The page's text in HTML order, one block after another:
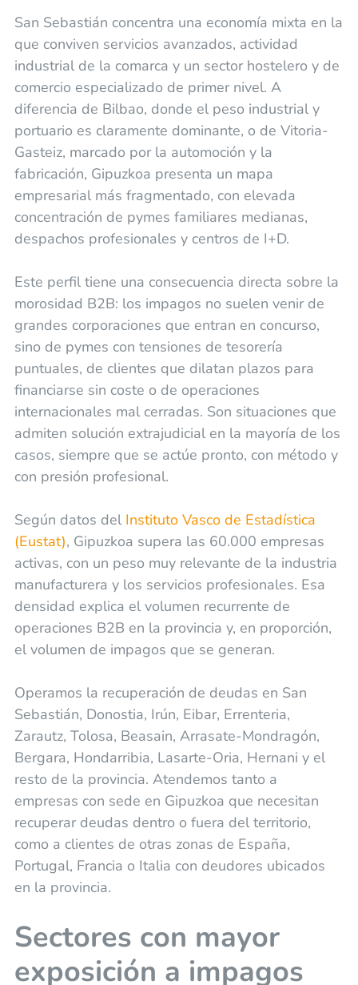
San Sebastián concentra una economía mixta en la
que conviven servicios avanzados, actividad
industrial de la comarca y un sector hostelero y de
comercio especializado de primer nivel. A
diferencia de Bilbao, donde el peso industrial y
portuario es claramente dominante, o de Vitoria-
Gasteiz, marcado por la automoción y la
fabricación, Gipuzkoa presenta un mapa
empresarial más fragmentado, con elevada
concentración de pymes familiares medianas,
despachos profesionales y centros de I+D.
Este perfil tiene una consecuencia directa sobre la
morosidad B2B: los impagos no suelen venir de
grandes corporaciones que entran en concurso,
sino de pymes con tensiones de tesorería
puntuales, de clientes que dilatan plazos para
financiarse sin coste o de operaciones
internacionales mal cerradas. Son situaciones que
admiten solución extrajudicial en la mayoría de los
casos, siempre que se actúe pronto, con método y
con presión profesional.
Según datos del Instituto Vasco de Estadística
(Eustat), Gipuzkoa supera las 60.000 empresas
activas, con un peso muy relevante de la industria
manufacturera y los servicios profesionales. Esa
densidad explica el volumen recurrente de
operaciones B2B en la provincia y, en proporción,
el volumen de impagos que se generan.
Operamos la recuperación de deudas en San
Sebastián, Donostia, Irún, Eibar, Errenteria,
Zarautz, Tolosa, Beasain, Arrasate-Mondragón,
Bergara, Hondarribia, Lasarte-Oria, Hernani y el
resto de la provincia. Atendemos tanto a
empresas con sede en Gipuzkoa que necesitan
recuperar deudas dentro o fuera del territorio,
como a clientes de otras zonas de España,
Portugal, Francia o Italia con deudores ubicados
en la provincia.
Sectores con mayor
exposición a impagos